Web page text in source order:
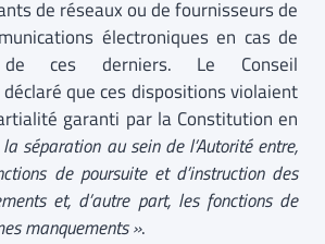
de réseaux ou de fournisseurs de
électroniques en cas de
de ces derniers. Le Conseil
que ces dispositions violaient
garanti par la Constitution en
la séparation au sein de l’Autorité entre,
de poursuite et d’instruction des
et, d’autre part, les fonctions de
manquements ».